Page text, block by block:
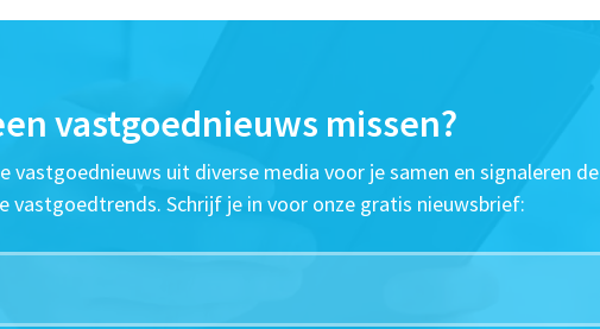
vastgoednieuws missen?
vastgoednieuws uit diverse media voor je samen en signaleren de
vastgoedtrends. Schrijf je in voor onze gratis nieuwsbrief: